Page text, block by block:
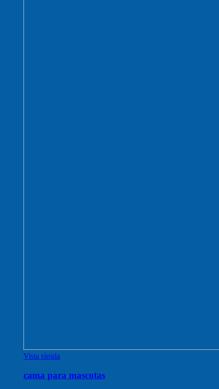
Vista rápida
cama para mascotas